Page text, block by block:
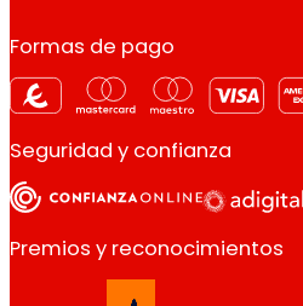
Formas de pago
Seguridad y confianza
Premios y reconocimientos